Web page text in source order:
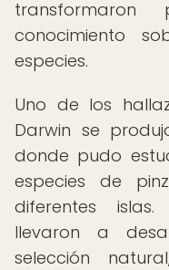
conocimiento
especies.
Uno de los
Darwin se
donde pudo
especies de
diferentes
llevaron a
selección